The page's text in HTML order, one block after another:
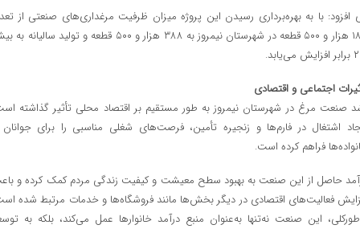
افزود: با به بهره‌برداری رسیدن این پروژه میزان ظرفیت مرغداری‌های صنعتی از
۱۸۸ هزار و ۵۰۰ قطعه در شهرستان نیمروز به ۳۸۸ هزار و ۵۰۰ قطعه و تولید
اجتماعی و اقتصادی
صنعت مرغ در شهرستان نیمروز به طور مستقیم بر اقتصاد محلی تأثیر گذاشته
اشتغال در فارم‌ها و زنجیره تأمین، فرصت‌های شغلی مناسبی را برای
فراهم کرده است.
حاصل از این صنعت به بهبود سطح معیشت و کیفیت زندگی مردم کمک کرده و
فعالیت‌های اقتصادی در دیگر بخش‌ها مانند فروشگاه‌ها و خدمات مرتبط شده
این صنعت نه‌تنها به‌عنوان منبع درآمد خانوارها عمل می‌کند، بلکه به